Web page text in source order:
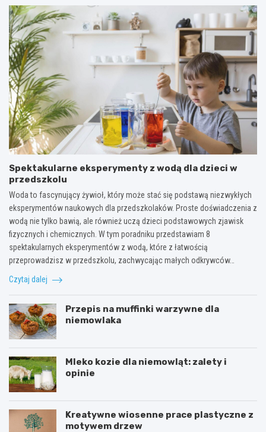
Spektakularne eksperymenty z wodą dla dzieci w
przedszkolu
Woda to fascynujący żywioł, który może stać się podstawą niezwykłych
eksperymentów naukowych dla przedszkolaków. Proste doświadczenia z
wodą nie tylko bawią, ale również uczą dzieci podstawowych zjawisk
fizycznych i chemicznych. W tym poradniku przedstawiam 8
spektakularnych eksperymentów z wodą, które z łatwością
przeprowadzisz w przedszkolu, zachwycając małych odkrywców…
Czytaj dalej
Przepis na muffinki warzywne dla
niemowlaka
Mleko kozie dla niemowląt: zalety i
opinie
Kreatywne wiosenne prace plastyczne z
motywem drzew